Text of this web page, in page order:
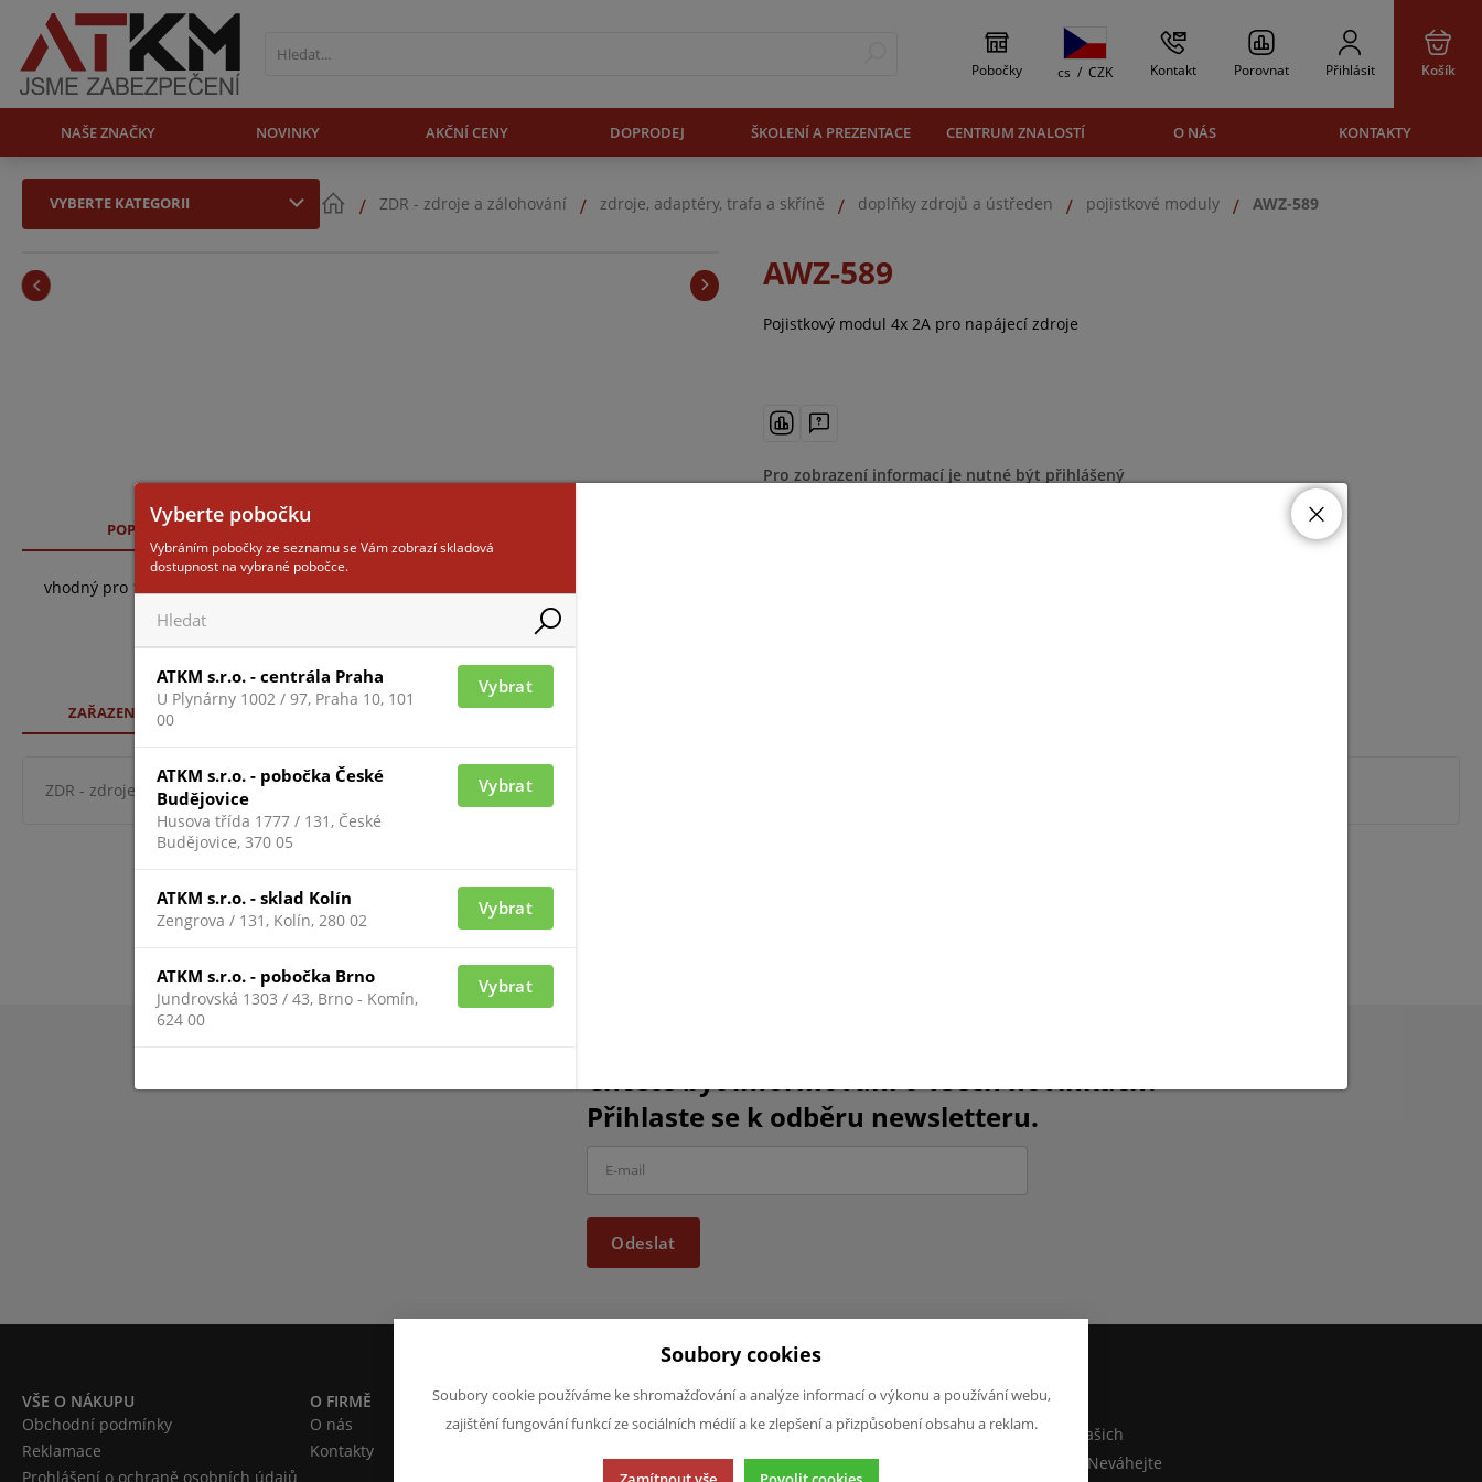
Pobočky cs / CZK Kontakt Porovnat Přihlásit Košík
NAŠE ZNAČKY NOVINKY AKČNÍ CENY DOPRODEJ ŠKOLENÍ A PREZENTACE CENTRUM ZNALOSTÍ O NÁS KONTAKTY
VYBERTE KATEGORII ZDR - zdroje a zálohování zdroje, adaptéry, trafa a skříně doplňky zdrojů a ústředen pojistkové moduly AWZ-589
AWZ-589
Pojistkový modul 4x 2A pro napájecí zdroje
Pro zobrazení informací je nutné být přihlášený
POPIS
vhodný pro 12V zdroje s výstupním proudem 5-10A, skleněné destruktivní pojistky proti přetížení a zkratu, maximální odběr z jednoho výstupu je 2A
ZAŘAZENÍ ZBOŽÍ
ZDR - zdroje a zálohování zdroje, adaptéry, trafa a skříně doplňky zdrojů a ústředen
Chcete být informováni o všech novinkách?
Přihlaste se k odběru newsletteru.
Odeslat
VŠE O NÁKUPU
Obchodní podmínky
Reklamace
Prohlášení o ochraně osobních údajů
O FIRMĚ
O nás
Kontakty
JAZYK A MĚNA
NAPIŠTE NÁM
Chcete nám něco sdělit o našich
produktech nebo e-shopu? Neváhejte
Soubory cookies
Soubory cookie používáme ke shromažďování a analýze informací o výkonu a používání webu,
zajištění fungování funkcí ze sociálních médií a ke zlepšení a přizpůsobení obsahu a reklam.
Vyberte pobočku
Vybráním pobočky ze seznamu se Vám zobrazí skladová
dostupnost na vybrané pobočce.
ATKM s.r.o. - centrála Praha
U Plynárny 1002 / 97, Praha 10, 101
00
Vybrat
ATKM s.r.o. - pobočka České
Budějovice
Husova třída 1777 / 131, České
Budějovice, 370 05
Vybrat
ATKM s.r.o. - sklad Kolín
Zengrova / 131, Kolín, 280 02
Vybrat
ATKM s.r.o. - pobočka Brno
Jundrovská 1303 / 43, Brno - Komín,
624 00
Vybrat